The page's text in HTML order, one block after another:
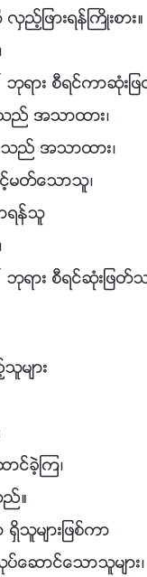
ျဖားရန္ႀကိဳးစား။
ၚ ဘုရား စီရင္ကာဆုံး
ည္ အသာထား၊
ည္ အသာထား၊
မတ္ေသာသူ၊
ရန္သူ
ဘုရား စီရင္ဆုံးျဖ
မ်ား
င္ခဲ့ၾက၊
ည္။
မ်ားျဖစ္ကာ
ေဆာင္ေသာသူမ်ား၊